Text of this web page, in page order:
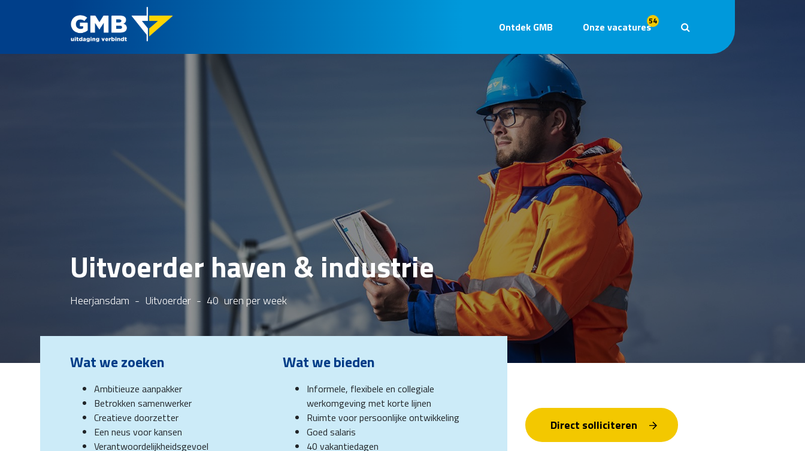
Ontdek GMB Onze vacatures54
Uitvoerder haven & industrie
Heerjansdam - Uitvoerder - 40 uren per week
Wat we zoeken
Ambitieuze aanpakker
Betrokken samenwerker
Creatieve doorzetter
Een neus voor kansen
Verantwoordelijkheidsgevoel
Wat we bieden
Informele, flexibele en collegiale
werkomgeving met korte lijnen
Ruimte voor persoonlijke ontwikkeling
Goed salaris
40 vakantiedagen
Direct solliciteren